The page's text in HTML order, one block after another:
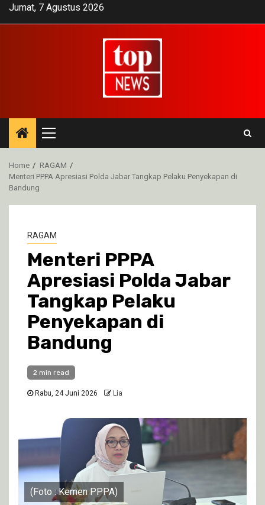
SkipJumat, 7 Agustus 2026
Primary
Menu
Home
RAGAM
Menteri PPPA Apresiasi Polda Jabar Tangkap Pelaku Penyekapan di
Bandung
RAGAM
Menteri PPPA
Apresiasi Polda Jabar
Tangkap Pelaku
Penyekapan di
Bandung
2 min read
Rabu, 24 Juni 2026 Lia
(Foto : Kemen PPPA)